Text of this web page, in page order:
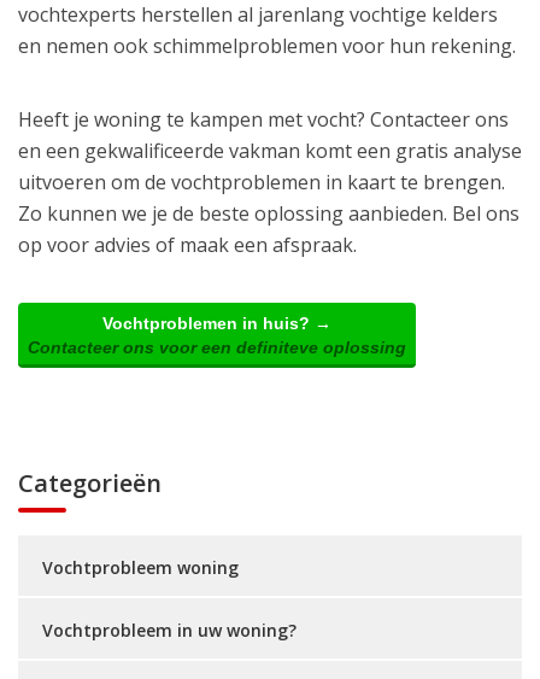
vochtexperts herstellen al jarenlang vochtige kelders
en nemen ook schimmelproblemen voor hun rekening.
Heeft je woning te kampen met vocht? Contacteer ons
en een gekwalificeerde vakman komt een gratis analyse
uitvoeren om de vochtproblemen in kaart te brengen.
Zo kunnen we je de beste oplossing aanbieden. Bel ons
op voor advies of maak een afspraak.
Vochtproblemen in huis? →
Contacteer ons voor een definiteve oplossing
Categorieën
Vochtprobleem woning
Vochtprobleem in uw woning?